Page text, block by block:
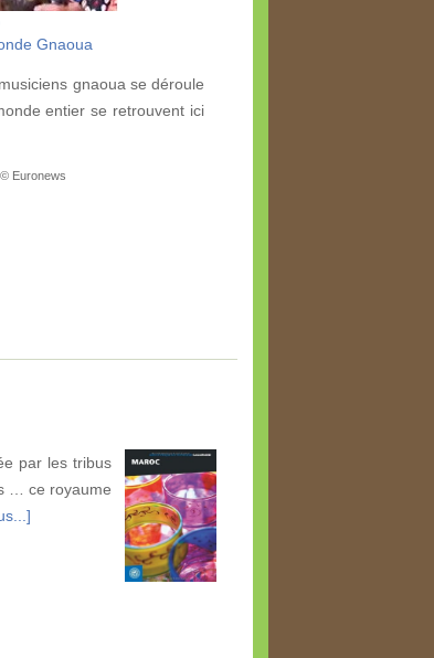
Gnaoua
gnaoua se déroule
entier se retrouvent ici
Euronews
par les tribus
… ce royaume